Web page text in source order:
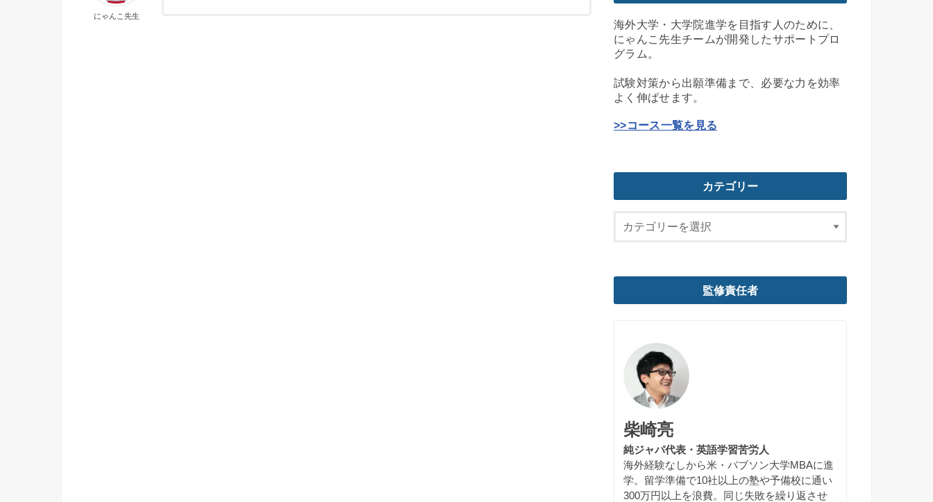
にゃんこ先生
海外大学・大学院進学を目指す人のために、
にゃんこ先生チームが開発したサポートプロ
グラム。
試験対策から出願準備まで、必要な力を効率
よく伸ばせます。
>>コース一覧を見る
カテゴリー
監修責任者
柴崎亮
純ジャパ代表・英語学習苦労人
海外経験なしから米・バブソン大学MBAに進
学。留学準備で10社以上の塾や予備校に通い
300万円以上を浪費。同じ失敗を繰り返させ